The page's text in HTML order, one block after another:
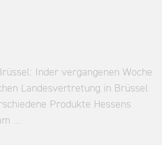
Inder vergangenen Woche
Landesvertretung in Brüssel
Produkte Hessens
…